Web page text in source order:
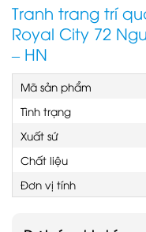
Tranh trang trí
Royal City 72
– HN
Mã sản phẩm
Tình trạng
Xuất sứ
Chất liệu
Đơn vị tính